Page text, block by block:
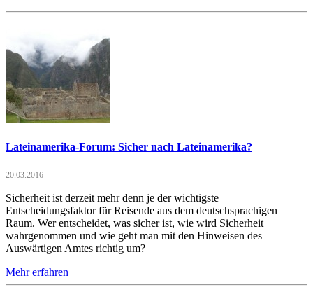
Lateinamerika-Forum: Sicher nach Lateinamerika?
20.03.2016
Sicherheit ist derzeit mehr denn je der wichtigste
Entscheidungsfaktor für Reisende aus dem deutschsprachigen
Raum. Wer entscheidet, was sicher ist, wie wird Sicherheit
wahrgenommen und wie geht man mit den Hinweisen des
Auswärtigen Amtes richtig um?
Mehr erfahren